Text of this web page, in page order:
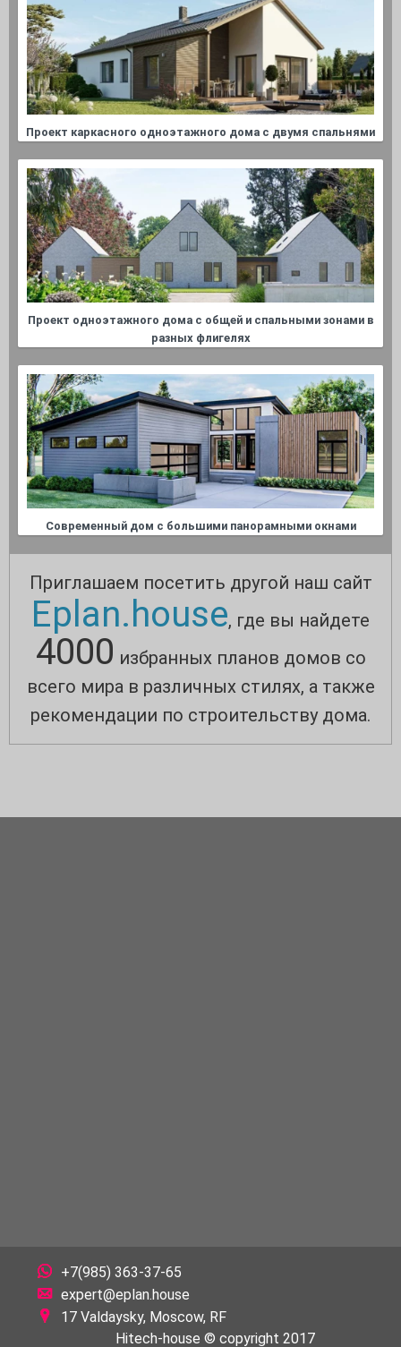
Проект каркасного одноэтажного дома с двумя спальнями
Проект одноэтажного дома с общей и спальными зонами в
разных флигелях
Современный дом с большими панорамными окнами
Приглашаем посетить другой наш сайт
Eplan.house, где вы найдете
4000 избранных планов домов со
всего мира в различных стилях, а также
рекомендации по строительству дома.
+7(985) 363-37-65
expert@eplan.house
17 Valdaysky, Moscow, RF
Hitech-house © copyright 2017